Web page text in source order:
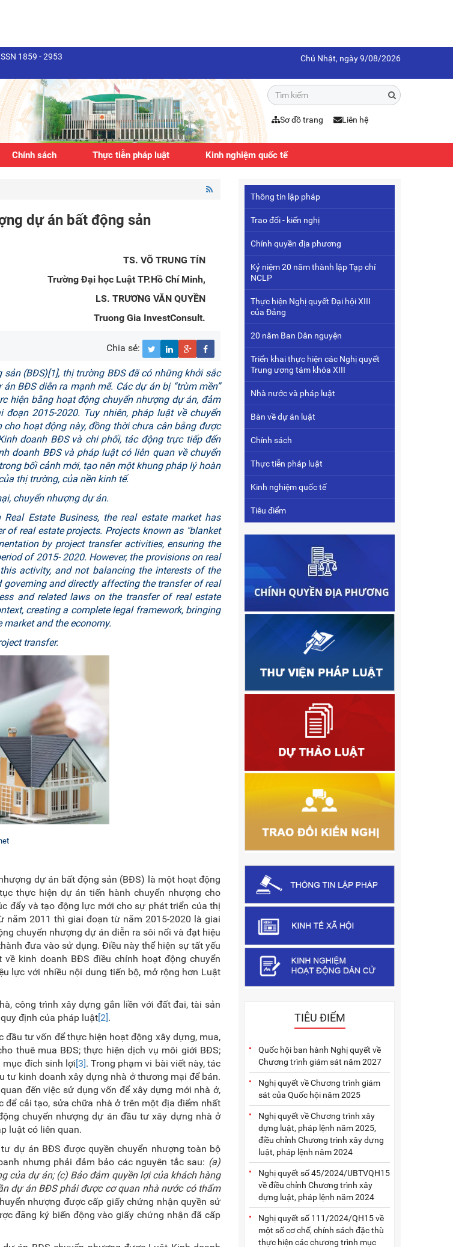
1859 - 2953 Chủ Nhật, ngày 9/08/2026
Sơ đồ trang Liên hệ
Chính sách Thực tiễn pháp luật Kinh nghiệm quốc tế
dự án bất động sản
TS. VÕ TRUNG TÍN
Trường Đại học Luật TP.Hồ Chí Minh,
LS. TRƯƠNG VĂN QUYỀN
Truong Gia InvestConsult.
Chia sẻ:
sản (BĐS)[1], thị trường BĐS đã có những khởi sắc
BĐS diễn ra mạnh mẽ. Các dự án bị “trùm mền”
hiện bằng hoạt động chuyển nhượng dự án, đảm
2015-2020. Tuy nhiên, pháp luật về chuyển
hoạt động này, đồng thời chưa cân bằng được
doanh BĐS và chi phối, tác động trực tiếp đến
doanh BĐS và pháp luật có liên quan về chuyển
bối cảnh mới, tạo nên một khung pháp lý hoàn
thị trường, của nền kinh tế.
chuyển nhượng dự án.
Estate Business, the real estate market has
of real estate projects. Projects known as "blanket
by project transfer activities, ensuring the
of 2015- 2020. However, the provisions on real
activity, and not balancing the interests of the
and directly affecting the transfer of real
and related laws on the transfer of real estate
creating a complete legal framework, bringing
and the economy.
transfer.
dự án bất động sản (BĐS) là một hoạt động
thực hiện dự án tiến hành chuyển nhượng cho
đẩy và tạo động lực mới cho sự phát triển của thị
2011 thì giai đoạn từ năm 2015-2020 là giai
chuyển nhượng dự án diễn ra sôi nổi và đạt hiệu
đưa vào sử dụng. Điều này thể hiện sự tất yếu
kinh doanh BĐS điều chỉnh hoạt động chuyển
lực với nhiều nội dung tiến bộ, mở rộng hơn Luật
công trình xây dựng gắn liền với đất đai, tài sản
định của pháp luật[2].
tư vốn để thực hiện hoạt động xây dựng, mua,
thuê mua BĐS; thực hiện dịch vụ môi giới BĐS;
mục đích sinh lợi[3]. Trong phạm vi bài viết này, tác
tư kinh doanh xây dựng nhà ở thương mại để bán.
đến việc sử dụng vốn để xây dựng mới nhà ở,
cải tạo, sửa chữa nhà ở trên một địa điểm nhất
chuyển nhượng dự án đầu tư xây dựng nhà ở
luật có liên quan.
dự án BĐS được quyền chuyển nhượng toàn bộ
nhưng phải đảm bảo các nguyên tắc sau: (a)
của dự án; (c) Bảo đảm quyền lợi của khách hàng
dự án BĐS phải được cơ quan nhà nước có thẩm
nhượng được cấp giấy chứng nhận quyền sử
đăng ký biến động vào giấy chứng nhận đã cấp
Thông tin lập pháp
Trao đổi - kiến nghị
Chính quyền địa phương
Kỷ niệm 20 năm thành lập Tạp chí
NCLP
Thực hiện Nghị quyết Đại hội XIII
của Đảng
20 năm Ban Dân nguyện
Triển khai thực hiện các Nghị quyết
Trung ương tám khóa XIII
Nhà nước và pháp luật
Bàn về dự án luật
Chính sách
Thực tiễn pháp luật
Kinh nghiệm quốc tế
Tiêu điểm
TIÊU ĐIỂM
Quốc hội ban hành Nghị quyết về
Chương trình giám sát năm 2027
Nghị quyết về Chương trình giám
sát của Quốc hội năm 2025
Nghị quyết về Chương trình xây
dựng luật, pháp lệnh năm 2025,
điều chỉnh Chương trình xây dựng
luật, pháp lệnh năm 2024
Nghị quyết số 45/2024/UBTVQH15
về điều chỉnh Chương trình xây
dựng luật, pháp lệnh năm 2024
Nghị quyết số 111/2024/QH15 về
một số cơ chế, chính sách đặc thù
thực hiện các chương trình mục